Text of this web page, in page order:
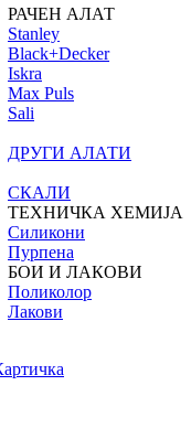
РАЧЕН АЛАТ
Stanley
Black+Decker
Iskra
Max Puls
Sali
ДРУГИ АЛАТИ
СКАЛИ
ТЕХНИЧКА ХЕМИЈА
Силикони
Пурпена
БОИ И ЛАКОВИ
Поликолор
Лакови